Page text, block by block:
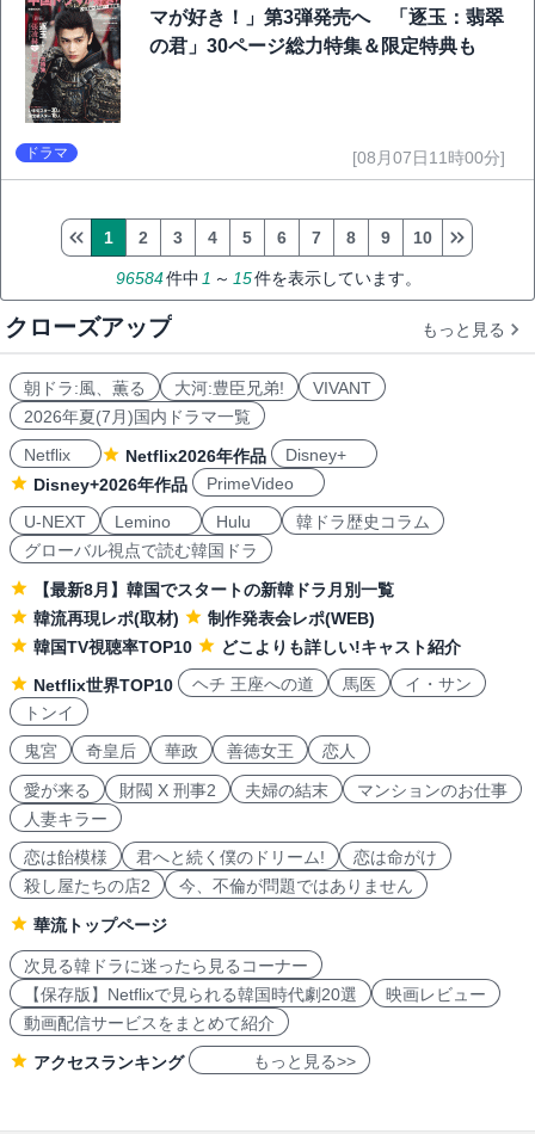
マが好き！」第3弾発売へ 「逐玉：翡翠
の君」30ページ総力特集＆限定特典も
ドラマ [08月07日11時00分]
96584件中1 ～ 15件を表示しています。
1 2 3 4 5 6 7 8 9 10
クローズアップ もっと見る
朝ドラ:風、薫る 大河:豊臣兄弟!
VIVANT
2026年夏(7月)国内ドラマ一覧
Netflix
Netflix2026年作品
Disney+
Disney+2026年作品
PrimeVideo
U-NEXT
Lemino Hulu
韓ドラ歴史コラム
グローバル視点で読む韓国ドラ
【最新8月】韓国でスタートの新韓ドラ月別一覧
韓流再現レポ(取材)
制作発表会レポ(WEB)
韓国TV視聴率TOP10
どこよりも詳しい!キャスト紹介
Netflix世界TOP10
ヘチ 王座への道 馬医
イ・サン
トンイ
鬼宮
奇皇后 華政 善徳女王 恋人
愛が来る 財閥 X 刑事2 夫婦の結末
マンションのお仕事
人妻キラー
恋は飴模様
君へと続く僕のドリーム!
恋は命がけ
殺し屋たちの店2
今、不倫が問題ではありません
華流トップページ
次見る韓ドラに迷ったら見るコーナー
【保存版】Netflixで見られる韓国時代劇20選
映画レビュー
動画配信サービスをまとめて紹介
アクセスランキング もっと見る>>